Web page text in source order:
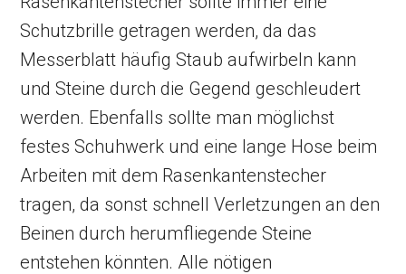
Schutzbrille getragen werden, da das
Messerblatt häufig Staub aufwirbeln kann
und Steine durch die Gegend geschleudert
werden. Ebenfalls sollte man möglichst
festes Schuhwerk und eine lange Hose beim
Arbeiten mit dem Rasenkantenstecher
tragen, da sonst schnell Verletzungen an den
Beinen durch herumfliegende Steine
entstehen könnten. Alle nötigen